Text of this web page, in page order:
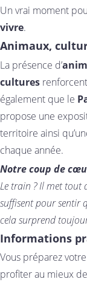
Un vrai moment
vivre.
Animaux,
La présence d’
cultures
également que le
propose une
territoire ainsi
chaque année.
Notre coup de
Le train ? Il met tout
suffisent pour sentir
cela surprend
Informations
Vous préparez
profiter au mieux